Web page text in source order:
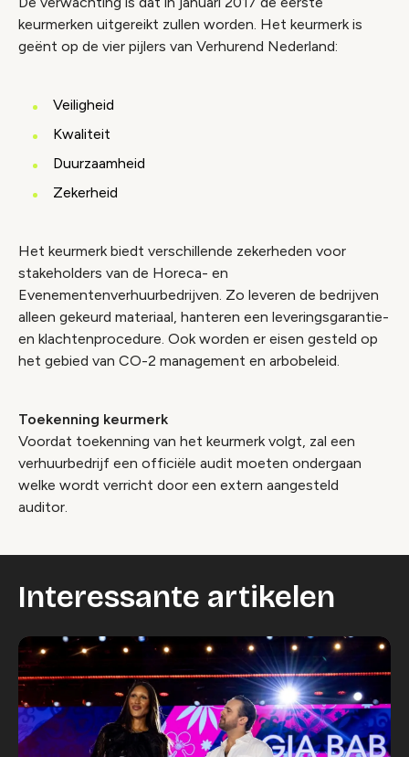
keurmerken uitgereikt zullen worden. Het keurmerk is
geënt op de vier pijlers van Verhurend Nederland:
Veiligheid
Kwaliteit
Duurzaamheid
Zekerheid
Het keurmerk biedt verschillende zekerheden voor
stakeholders van de Horeca- en
Evenementenverhuurbedrijven. Zo leveren de bedrijven
alleen gekeurd materiaal, hanteren een leveringsgarantie-
en klachtenprocedure. Ook worden er eisen gesteld op
het gebied van CO-2 management en arbobeleid.
Toekenning keurmerk
Voordat toekenning van het keurmerk volgt, zal een
verhuurbedrijf een officiële audit moeten ondergaan
welke wordt verricht door een extern aangesteld
auditor.
Interessante artikelen